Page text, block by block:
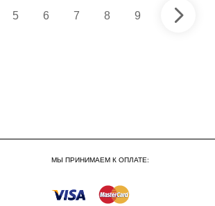
5 6 7 8 9
МЫ ПРИНИМАЕМ К ОПЛАТЕ: